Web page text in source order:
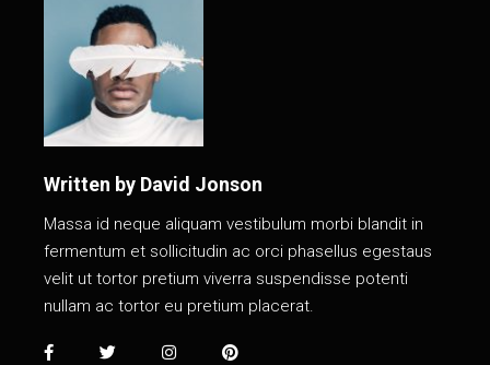
Written by David Jonson
Massa id neque aliquam vestibulum morbi blandit in
fermentum et sollicitudin ac orci phasellus egestaus
velit ut tortor pretium viverra suspendisse potenti
nullam ac tortor eu pretium placerat.